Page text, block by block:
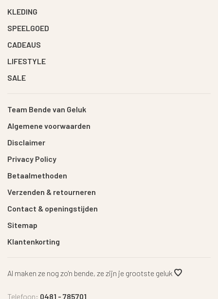
KLEDING
SPEELGOED
CADEAUS
LIFESTYLE
SALE
Team Bende van Geluk
Algemene voorwaarden
Disclaimer
Privacy Policy
Betaalmethoden
Verzenden & retourneren
Contact & openingstijden
Sitemap
Klantenkorting
Al maken ze nog zo'n bende, ze zijn je grootste geluk
Telefoon: 0481 - 785701